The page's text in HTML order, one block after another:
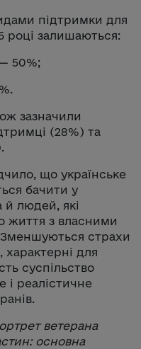
підтримки для
році залишаються:
50%;
зазначили
(28%) та
що українське
бачити у
й людей, які
життя з власними
страхи
характерні для
суспільство
і реалістичне
ветерана
основна